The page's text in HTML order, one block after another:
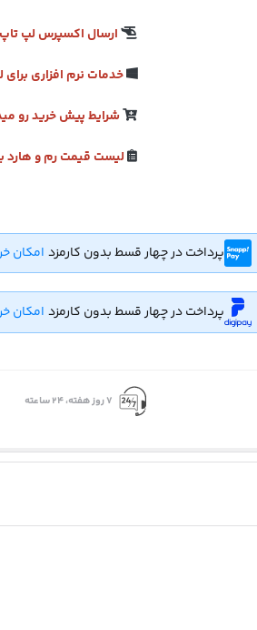
ارسال اکسپرس لپ
خدمات نرم افزاری برای
شرایط پیش خرید رو
لیست قیمت رم و هارد
پرداخت در چهار قسط بدون کارمزد امکان
پرداخت در چهار قسط بدون کارمزد امکان
۷ روز ﻫﻔﺘﻪ، ۲۴ ﺳﺎﻋﺘﻪ